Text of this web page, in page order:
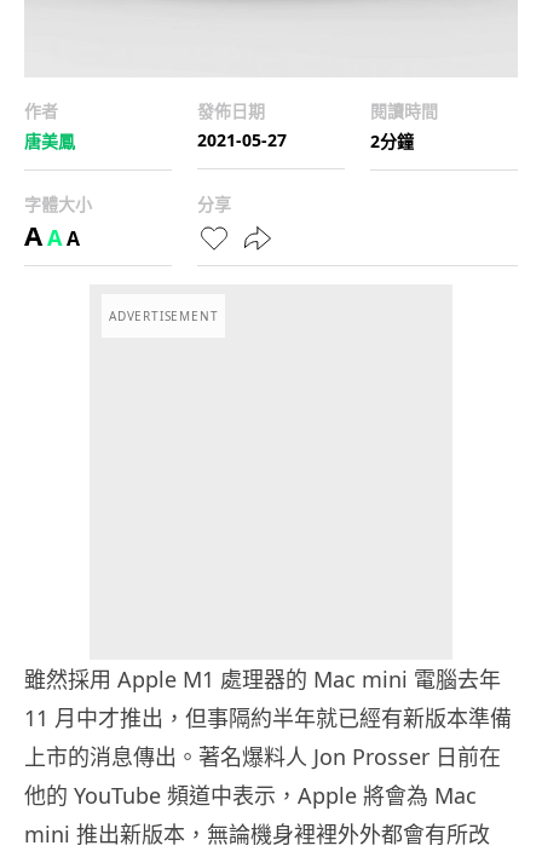
作者
唐美鳳
發佈日期
2021-05-27
閱讀時間
2分鐘
字體大小
AAA
分享
ADVERTISEMENT
雖然採用 Apple M1 處理器的 Mac mini 電腦去年
11 月中才推出，但事隔約半年就已經有新版本準備
上市的消息傳出。著名爆料人 Jon Prosser 日前在
他的 YouTube 頻道中表示，Apple 將會為 Mac
mini 推出新版本，無論機身裡裡外外都會有所改